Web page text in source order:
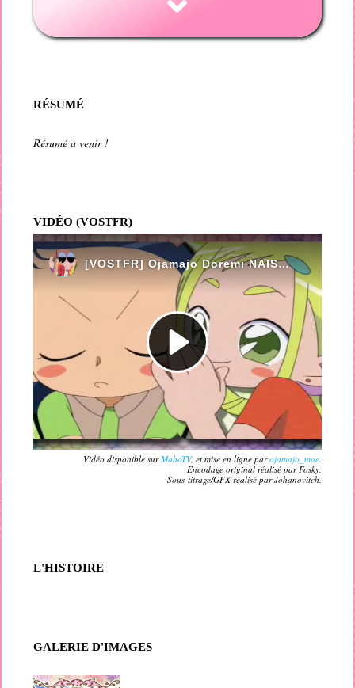
RÉSUMÉ
Résumé à venir !
VIDÉO (VOSTFR)
Vidéo disponible surMahoTV, et mise en ligne parojamajo_moe.
Encodage original réalisé par Fosky.
Sous-titrage/GFX réalisé par Johanovitch.
L'HISTOIRE
GALERIE D'IMAGES